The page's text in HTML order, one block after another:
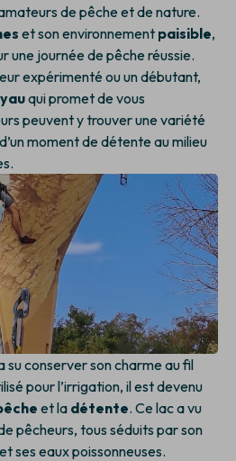
de pêche et de nature.
et son environnement paisible,
une journée de pêche réussie.
expérimenté ou un débutant,
qui promet de vous
peuvent y trouver une variété
moment de détente au milieu
su conserver son charme au fil
pour l’irrigation, il est devenu
et la détente. Ce lac a vu
pêcheurs, tous séduits par son
et ses eaux poissonneuses.